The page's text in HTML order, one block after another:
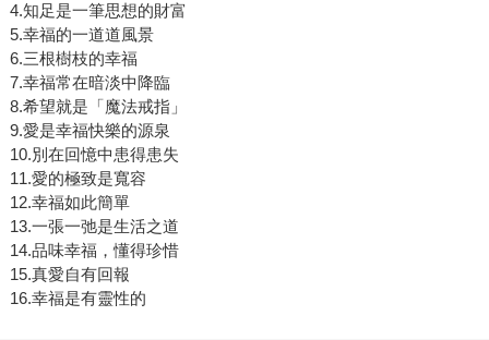
4.知足是一筆思想的財富
5.幸福的一道道風景
6.三根樹枝的幸福
7.幸福常在暗淡中降臨
8.希望就是「魔法戒指」
9.愛是幸福快樂的源泉
10.別在回憶中患得患失
11.愛的極致是寬容
12.幸福如此簡單
13.一張一弛是生活之道
14.品味幸福，懂得珍惜
15.真愛自有回報
16.幸福是有靈性的